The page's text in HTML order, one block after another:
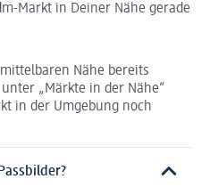
Markt in Deiner Nähe gerade
Nähe bereits
„Märkte in der Nähe“
in der Umgebung noch